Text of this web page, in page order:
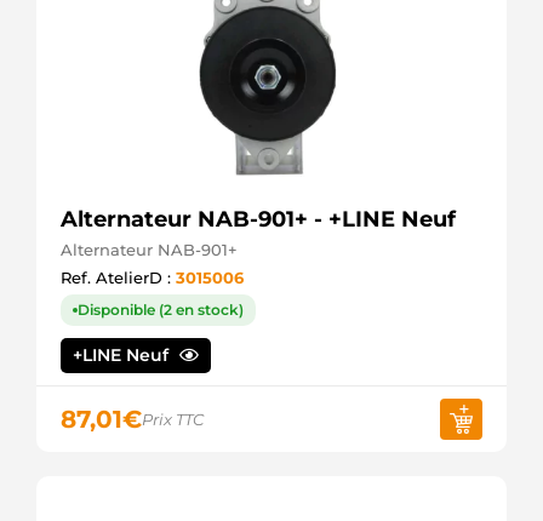
Alternateur NAB-901+ - +LINE Neuf
Alternateur NAB-901+
Ref. AtelierD : 3015006
Disponible (2 en stock)
+LINE Neuf
87,01€Prix TTC